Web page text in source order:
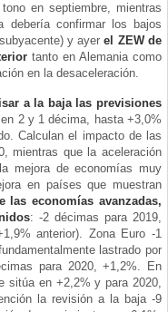
en septiembre, mientras
confirmar los bajos
y ayerel ZEW de
tanto en Alemania como
en la desaceleración.
a la baja las previsiones
2 y 1 décima, hasta +3,0%
Calculan el impacto de las
mientras que la aceleración
mejora de economías muy
en países que muestran
las economías avanzadas,
: -2 décimas para 2019,
anterior). Zona Euro -1
lastrado por
para 2020, +1,2%. En
sitúa en +2,2% y para 2020,
la revisión a la baja -9